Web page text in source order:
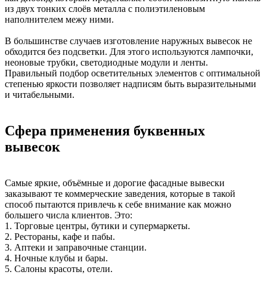
из двух тонких слоёв металла с полиэтиленовым
наполнителем межу ними.
В большинстве случаев изготовление наружных вывесок не
обходится без подсветки. Для этого используются лампочки,
неоновые трубки, светодиодные модули и ленты.
Правильный подбор осветительных элементов с оптимальной
степенью яркости позволяет надписям быть выразительными
и читабельными.
Сфера применения буквенных
вывесок
Самые яркие, объёмные и дорогие фасадные вывески
заказывают те коммерческие заведения, которые в такой
способ пытаются привлечь к себе внимание как можно
большего числа клиентов. Это:
1. Торговые центры, бутики и супермаркеты.
2. Рестораны, кафе и пабы.
3. Аптеки и заправочные станции.
4. Ночные клубы и бары.
5. Салоны красоты, отели.